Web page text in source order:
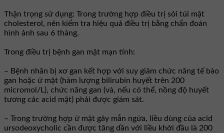
Thận trọng sử dụng: Trong trường hợp điều trị sỏi túi mật
cholesterol, nên kiểm tra hiệu quả điều trị bằng chẩn đoán
hình ảnh sau 6 tháng.
Trong điều trị bệnh gan mật mạn tính:
– Bệnh nhân bị xơ gan kết hợp với suy giảm chức năng tế bào
gan hoặc ứ mật (hàm lượng bilirubin huyết trên 200
micromol/L), chức năng gan (và, nếu có thể, nồng độ huyết
tương các acid mật) phải được giám sát.
– Trong trường hợp ứ mật gây mẫn ngứa, liều dùng của acid
ursodeoxycholic cần được tăng dần với liều khởi đầu là 200